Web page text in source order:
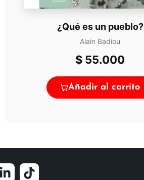
¿Qué es un pueblo?
Alain Badiou
$ 55.000
Añadir al carrito